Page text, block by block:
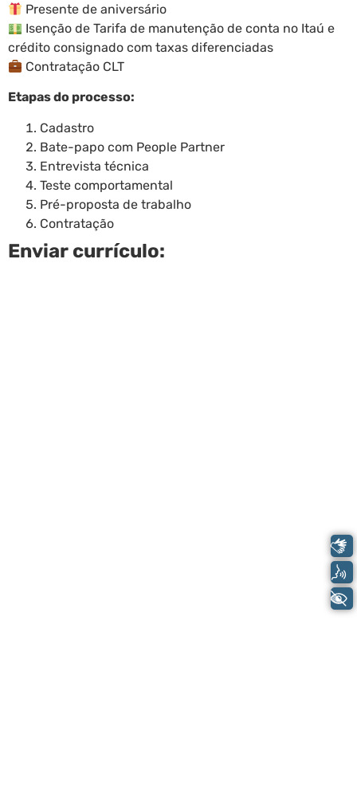
Presente de aniversário
Isenção de Tarifa de manutenção de conta no Itaú e
crédito consignado com taxas diferenciadas
Contratação CLT
Etapas do processo:
Cadastro
Bate-papo com People Partner
Entrevista técnica
Teste comportamental
Pré-proposta de trabalho
Contratação
Enviar currículo: